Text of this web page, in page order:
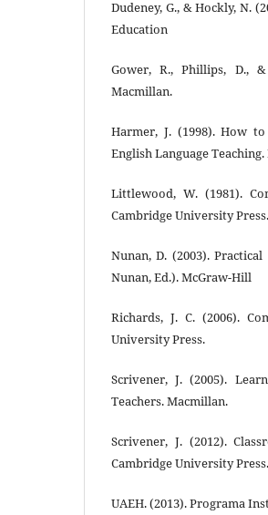
Dudeney, G., & Hockly, N.
Education
Gower, R., Phillips, D.,
Macmillan.
Harmer, J. (1998). How
English Language
Littlewood, W. (1981).
Cambridge University Press.
Nunan, D. (2003).
Nunan, Ed.). McGraw-Hill
Richards, J. C. (2006).
University Press.
Scrivener, J. (2005).
Teachers. Macmillan.
Scrivener, J. (2012).
Cambridge University Press.
UAEH. (2013). Programa